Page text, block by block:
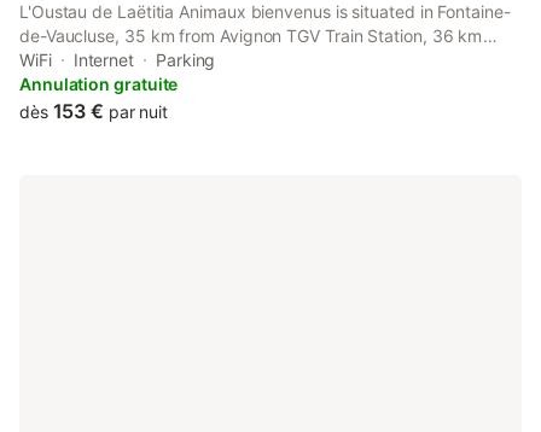
L'Oustau de Laëtitia Animaux bienvenus is situated in Fontaine-
de-Vaucluse, 35 km from Avignon TGV Train Station, 36 km
from Papal Palace, as well as 16 km from Abbaye de Senanque.
WiFi Internet
Parking
Annulation gratuite
dès 153 € par nuit